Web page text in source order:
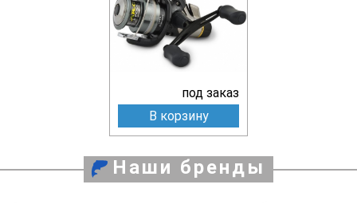
под заказ
В корзину
Наши бренды